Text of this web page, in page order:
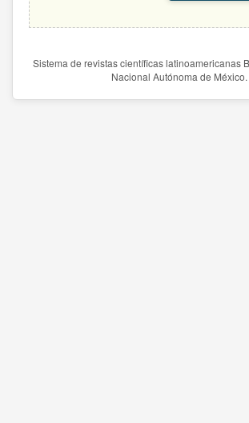
Sistema de revistas científicas latinoamericanas
Nacional Autónoma de México.